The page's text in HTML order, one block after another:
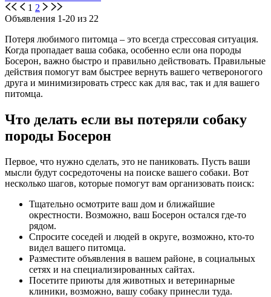
1 2
Объявления 1-20 из 22
Потеря любимого питомца – это всегда стрессовая ситуация.
Когда пропадает ваша собака, особенно если она породы
Босерон, важно быстро и правильно действовать. Правильные
действия помогут вам быстрее вернуть вашего четвероногого
друга и минимизировать стресс как для вас, так и для вашего
питомца.
Что делать если вы потеряли собаку
породы Босерон
Первое, что нужно сделать, это не паниковать. Пусть ваши
мысли будут сосредоточены на поиске вашего собаки. Вот
несколько шагов, которые помогут вам организовать поиск:
Тщательно осмотрите ваш дом и ближайшие
окрестности. Возможно, ваш Босерон остался где-то
рядом.
Спросите соседей и людей в округе, возможно, кто-то
видел вашего питомца.
Разместите объявления в вашем районе, в социальных
сетях и на специализированных сайтах.
Посетите приюты для животных и ветеринарные
клиники, возможно, вашу собаку принесли туда.